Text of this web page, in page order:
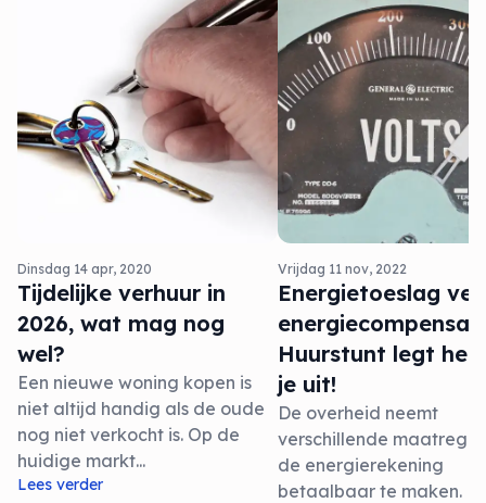
Dinsdag 14 apr, 2020
Tijdelijke verhuur in
2026, wat mag nog
wel?
Een nieuwe woning kopen is
niet altijd handig als de oude
nog niet verkocht is. Op de
huidige markt...
Lees verder
Vrijdag 11 nov, 2022
Energietoeslag
Huurstunt legt het
je uit!
De overheid neemt
verschillende
de energierekening
betaalbaar te maken.